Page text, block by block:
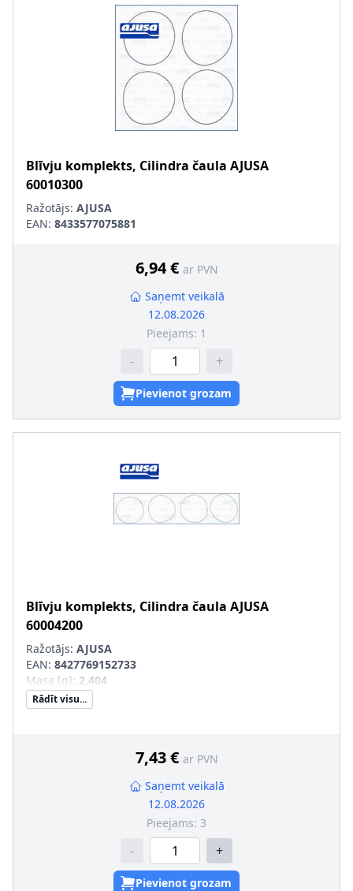
Blīvju komplekts, Cilindra čaula AJUSA
60010300
Ražotājs: AJUSA
EAN: 8433577075881
6,94 € ar PVN
Saņemt veikalā
12.08.2026
Pieejams: 1
- +
Pievienot grozam
Blīvju komplekts, Cilindra čaula AJUSA
60004200
Ražotājs: AJUSA
EAN: 8427769152733
Masa [g]: 2,404
Rādīt visu...
7,43 € ar PVN
Saņemt veikalā
12.08.2026
Pieejams: 3
- +
Pievienot grozam